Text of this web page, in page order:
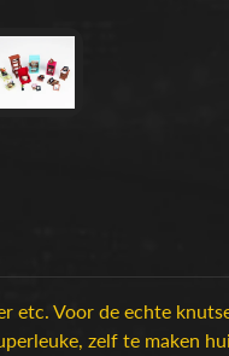
etc. Voor de echte
zelf te maken